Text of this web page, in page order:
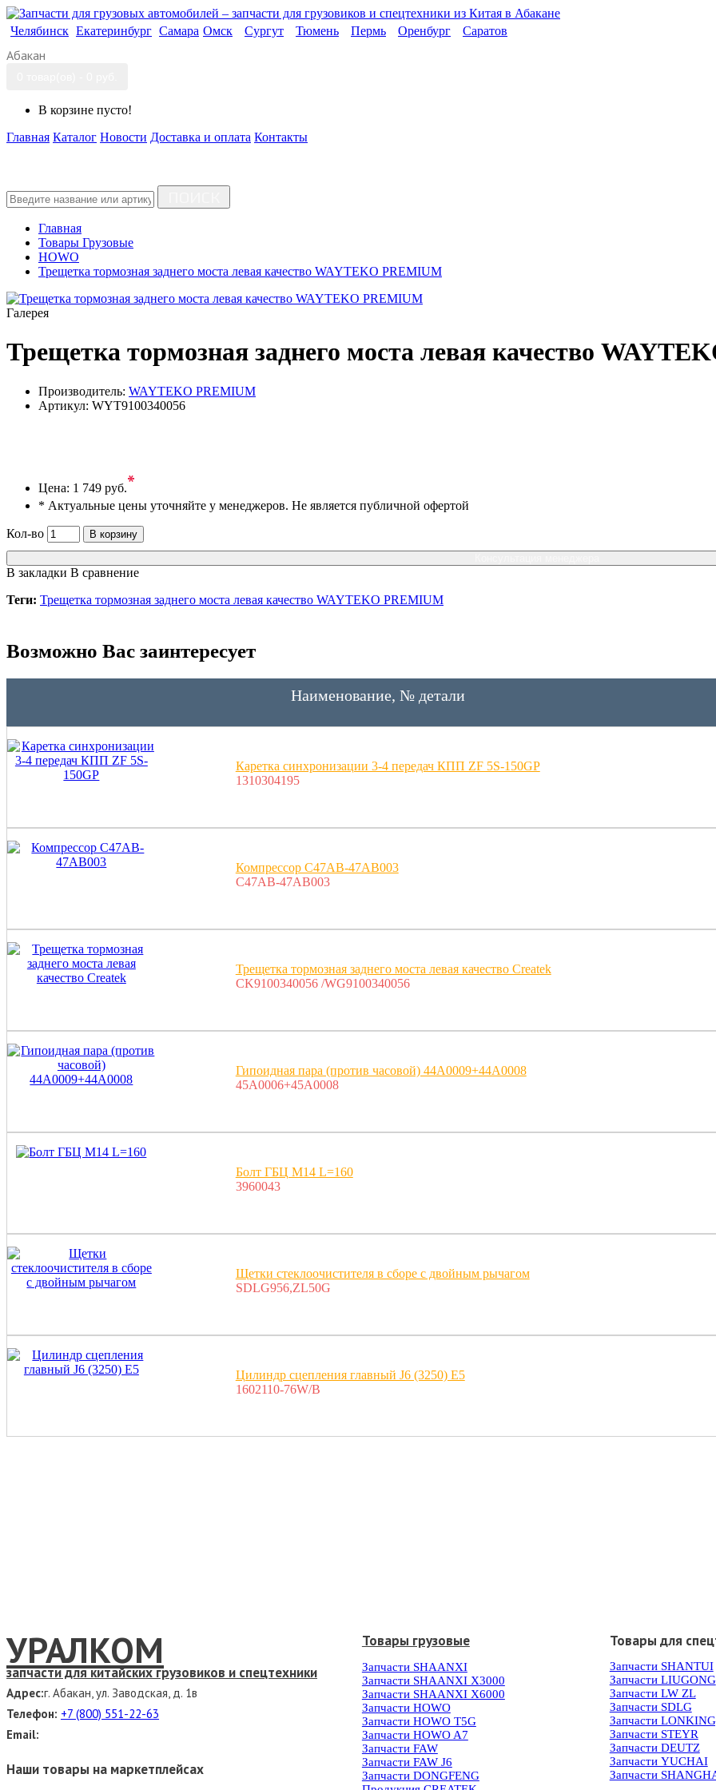
Челябинск Екатеринбург Самара Омск Сургут Тюмень Пермь Оренбург Саратов
Абакан
В корзине пусто!
Главная Каталог Новости Доставка и оплата Контакты
Главная
Товары Грузовые
HOWO
Трещетка тормозная заднего моста левая качество WAYTEKO PREMIUM
Галерея
Трещетка тормозная заднего моста левая качество
Производитель: WAYTEKO PREMIUM
Артикул: WYT9100340056
Цена: 1 749 руб.*
* Актуальные цены уточняйте у менеджеров. Не является публичной офертой
Кол-во
В корзину
В закладки В сравнение
Теги: Трещетка тормозная заднего моста левая качество WAYTEKO PREMIUM
Возможно Вас заинтересует
Наименование, № детали
Каретка синхронизации 3-4 передач КПП ZF 5S-150GP
1310304195
Компрессор C47AB-47AB003
C47AB-47AB003
Трещетка тормозная заднего моста левая качество Createk
CK9100340056 /WG9100340056
Гипоидная пара (против часовой) 44A0009+44A0008
45A0006+45A0008
Болт ГБЦ M14 L=160
3960043
Щетки стеклоочистителя в сборе с двойным рычагом
SDLG956,ZL50G
Цилиндр сцепления главный J6 (3250) E5
1602110-76W/B
УРАЛКОМ
запчасти для китайских грузовиков и спецтехники
Адрес:г. Абакан, ул. Заводская, д. 1в
Телефон: +7 (800) 551-22-63
Email:
Наши товары на маркетплейсах
Товары грузовые
Запчасти SHAANXI
Запчасти SHAANXI X3000
Запчасти SHAANXI X6000
Запчасти HOWO
Запчасти HOWO T5G
Запчасти HOWO A7
Запчасти FAW
Запчасти FAW J6
Запчасти DONGFENG
Товары для
Запчасти SHANTUI
Запчасти LIUGONG
Запчасти LW ZL
Запчасти SDLG
Запчасти
Запчасти STEYR
Запчасти DEUTZ
Запчасти YUCHAI
Запчасти